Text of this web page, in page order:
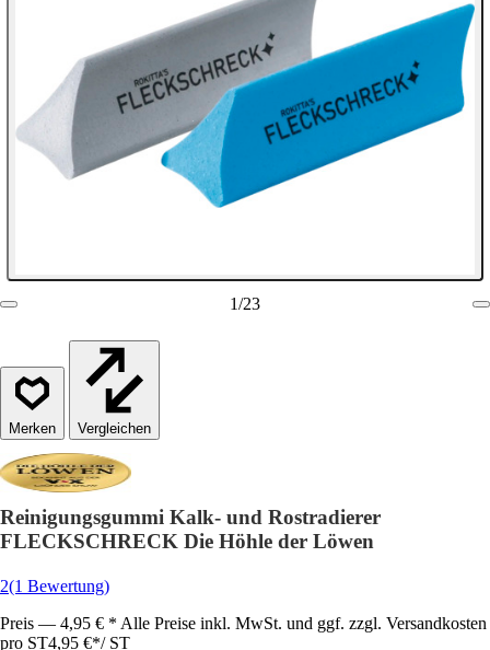
1/23
Vergleichen
Reinigungsgummi Kalk- und Rostradierer
FLECKSCHRECK Die Höhle der Löwen
2(1 Bewertung)
Preis — 4,95 € * Alle Preise inkl. MwSt. und ggf. zzgl. Versandkosten
pro ST4,95 €*/ ST